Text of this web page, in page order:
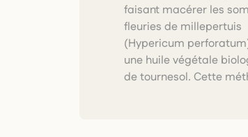
faisant macérer les
fleuries de millepertuis
(Hypericum
une huile végétale
de tournesol. Cette
principes actifs de la
offrant une huile rougeâtre aux
propriétés